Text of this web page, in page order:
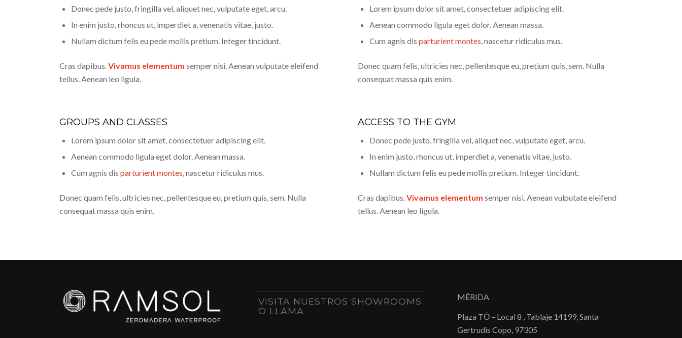
Donec pede justo, fringilla vel, aliquet nec, vulputate eget, arcu.
In enim justo, rhoncus ut, imperdiet a, venenatis vitae, justo.
Nullam dictum felis eu pede mollis pretium. Integer tincidunt.
Cras dapibus.Vivamus elementum semper nisi. Aenean vulputate eleifend
tellus. Aenean leo ligula.
Lorem ipsum dolor sit amet, consectetuer adipiscing elit.
Aenean commodo ligula eget dolor. Aenean massa.
Cum agnis disparturient montes , nascetur ridiculus mus.
Donec quam felis, ultricies nec, pellentesque eu, pretium quis, sem. Nulla
consequat massa quis enim.
GROUPS AND CLASSES
Lorem ipsum dolor sit amet, consectetuer adipiscing elit.
Aenean commodo ligula eget dolor. Aenean massa.
Cum agnis disparturient montes, nascetur ridiculus mus.
Donec quam felis, ultricies nec, pellentesque eu, pretium quis, sem. Nulla
consequat massa quis enim.
ACCESS TO THE GYM
Donec pede justo, fringilla vel, aliquet nec, vulputate eget, arcu.
In enim justo, rhoncus ut, imperdiet a, venenatis vitae, justo.
Nullam dictum felis eu pede mollis pretium. Integer tincidunt.
Cras dapibus.Vivamus elementum semper nisi. Aenean vulputate eleifend
tellus. Aenean leo ligula.
VISITA NUESTROS SHOWROOMS
O LLAMA.
MÉRIDA
Plaza TŌ – Local 8 , Tablaje 14199, Santa
Gertrudis Copo, 97305